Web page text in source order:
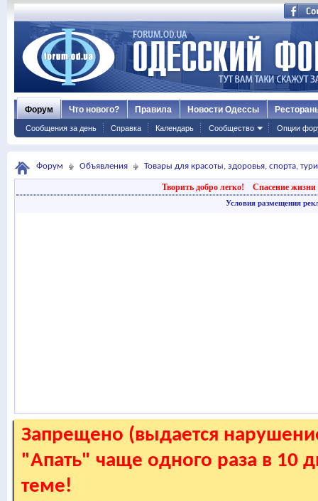
Форум
Сообщения за день Справка Календарь Сообщество Опции
Что нового? Правила Новости Одессы
Форум Объявления Товары для красоты, здоровья, спорта,
Творить добро легко! Спасение жизни
Условия размещения
Запрещено (выдается
"Апать" чаще одного раза в 10
теме!